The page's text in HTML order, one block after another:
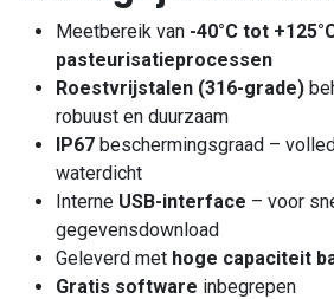
Meetbereik van -40°C tot
pasteurisatieprocessen
Roestvrijstalen (316-grade)
robuust en duurzaam
IP67 beschermingsgraad –
waterdicht
Interne USB-interface – voor
gegevensdownload
Geleverd met hoge capaciteit
Gratis software inbegrepen